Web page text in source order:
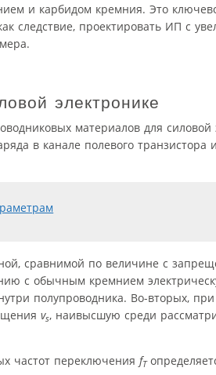
и карбидом кремния. Это
следствие, проектировать ИП с
электронике
материалов для силовой
в канале полевого транзистора
сравнимой по величине с
с обычным кремнием
полупроводника. Во-вторых,
vs, наивысшую среди
частот переключения fT